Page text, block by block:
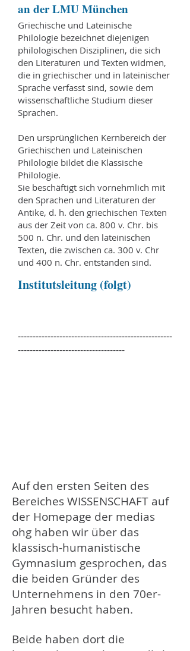
an der LMU München
Griechische und Lateinische
Philologie bezeichnet diejenigen
philologischen Disziplinen, die sich
den Literaturen und Texten widmen,
die in griechischer und in lateinischer
Sprache verfasst sind, sowie dem
wissenschaftliche Studium dieser
Sprachen.
Den ursprünglichen Kernbereich der
Griechischen und Lateinischen
Philologie bildet die Klassische
Philologie.
Sie beschäftigt sich vornehmlich mit
den Sprachen und Literaturen der
Antike, d. h. den griechischen Texten
aus der Zeit von ca. 800 v. Chr. bis
500 n. Chr. und den lateinischen
Texten, die zwischen ca. 300 v. Chr
und 400 n. Chr. entstanden sind.
Institutsleitung (folgt)
----------------------------------------------------
------------------------------------
Auf den ersten Seiten des
Bereiches WISSENSCHAFT auf
der Homepage der medias
ohg haben wir über das
klassisch-humanistische
Gymnasium gesprochen, das
die beiden Gründer des
Unternehmens in den 70er-
Jahren besucht haben.
Beide haben dort die